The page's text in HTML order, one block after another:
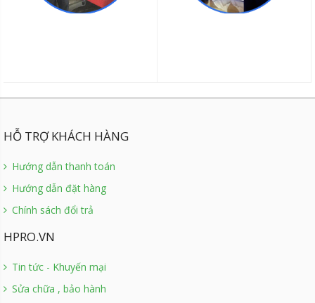
HỖ TRỢ KHÁCH HÀNG
Hướng dẫn thanh toán
Hướng dẫn đặt hàng
Chính sách đổi trả
HPRO.VN
Tin tức - Khuyến mại
Sửa chữa , bảo hành